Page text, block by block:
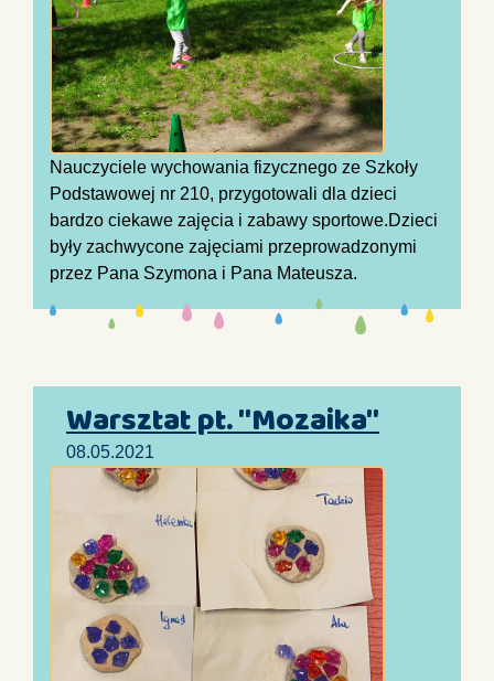
Nauczyciele wychowania fizycznego ze Szkoły
Podstawowej nr 210, przygotowali dla dzieci
bardzo ciekawe zajęcia i zabawy sportowe.Dzieci
były zachwycone zajęciami przeprowadzonymi
przez Pana Szymona i Pana Mateusza.
Warsztat pt. "Mozaika"
08.05.2021